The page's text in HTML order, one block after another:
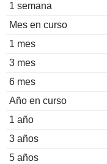
1 semana
Mes en curso
1 mes
3 mes
6 mes
Año en curso
1 año
3 años
5 años